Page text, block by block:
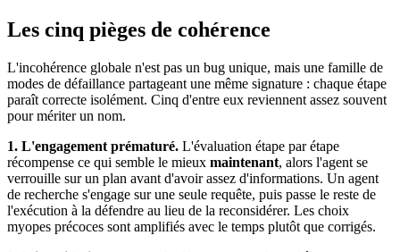
Les cinq pièges de cohérence
L'incohérence globale n'est pas un bug unique, mais une famille de
modes de défaillance partageant une même signature : chaque étape
paraît correcte isolément. Cinq d'entre eux reviennent assez souvent
pour mériter un nom.
1. L'engagement prématuré. L'évaluation étape par étape
récompense ce qui semble le mieux maintenant, alors l'agent se
verrouille sur un plan avant d'avoir assez d'informations. Un agent
de recherche s'engage sur une seule requête, puis passe le reste de
l'exécution à la défendre au lieu de la reconsidérer. Les choix
myopes précoces sont amplifiés avec le temps plutôt que corrigés.